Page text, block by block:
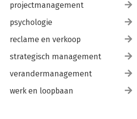
projectmanagement
psychologie
reclame en verkoop
strategisch management
verandermanagement
werk en loopbaan